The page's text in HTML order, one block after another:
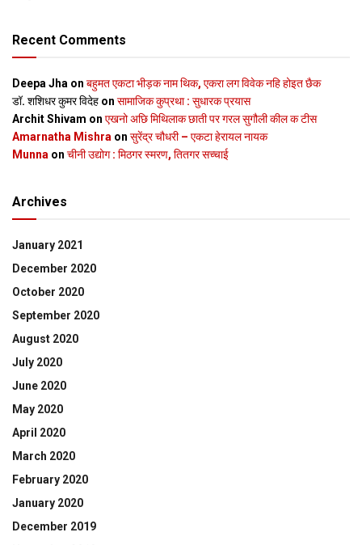
Recent Comments
Deepa Jha on बहुमत एकटा भीड़क नाम थिक, एकरा लग विवेक नहि होइत छैक
डॉ. शशिधर कुमर विदेह on सामाजिक कुप्रथा : सुधारक प्रयास
Archit Shivam on एखनो अछि मिथिलाक छाती पर गरल सुगौली कील क टीस
Amarnatha Mishra on सुरेंद्र चौधरी – एकटा हेरायल नायक
Munna on चीनी उद्योग : मिठगर स्‍मरण, तितगर सच्‍चाई
Archives
January 2021
December 2020
October 2020
September 2020
August 2020
July 2020
June 2020
May 2020
April 2020
March 2020
February 2020
January 2020
December 2019